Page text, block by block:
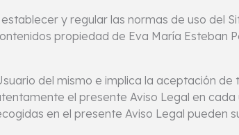
y regular las normas de uso del
propiedad de Eva María Esteban
del mismo e implica la aceptación
el presente Aviso Legal en
en el presente Aviso Legal pueden